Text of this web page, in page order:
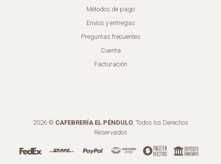
Métodos de pago
Envíos y entregas
Preguntas frecuentes
Cuenta
Facturación
2026 © CAFEBRERÍA EL PÉNDULO. Todos los Derechos
Reservados